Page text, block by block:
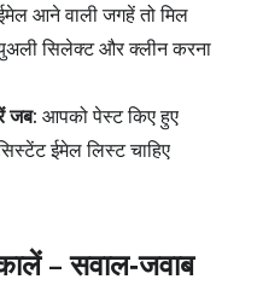
आने वाली जगहें तो मिल
सिलेक्ट और क्लीन करना
जब: आपको पेस्ट किए हुए
ईमेल लिस्ट चाहिए
– सवाल‑जवाब